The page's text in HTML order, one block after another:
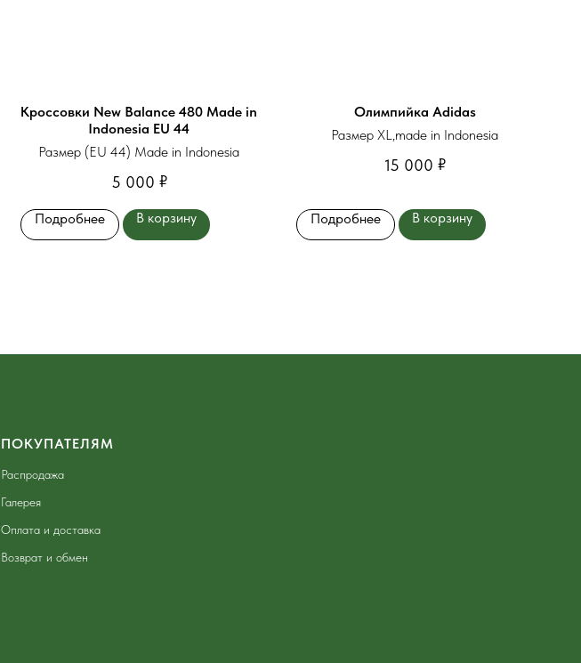
Кроссовки New Balance 480 Made in
Indonesia EU 44
Размер (EU 44) Made in Indonesia
5 000 ₽
Подробнее В корзину
Олимпийка Adidas
Размер XL,made in Indonesia
15 000 ₽
Подробнее В корзину
ПОКУПАТЕЛЯМ
Распродажа
Галерея
Оплата и доставка
Возврат и обмен